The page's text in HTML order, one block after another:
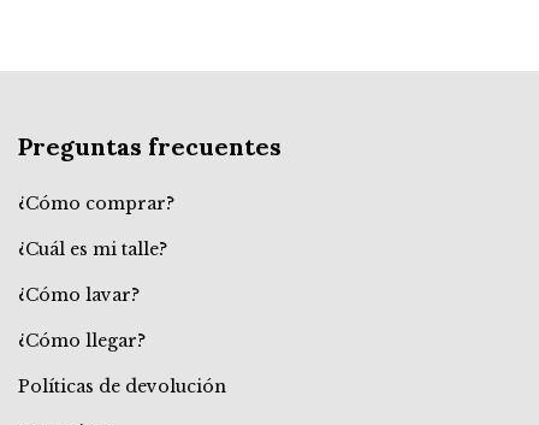
Preguntas frecuentes
¿Cómo comprar?
¿Cuál es mi talle?
¿Cómo lavar?
¿Cómo llegar?
Políticas de devolución